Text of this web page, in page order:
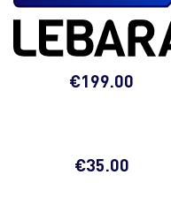
€199.00
€35.00